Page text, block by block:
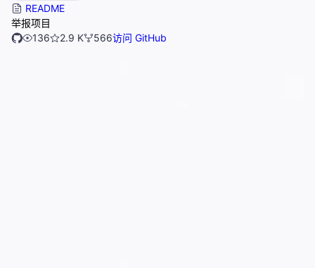
README
举报项目
136
2.9 K 566访问 GitHub